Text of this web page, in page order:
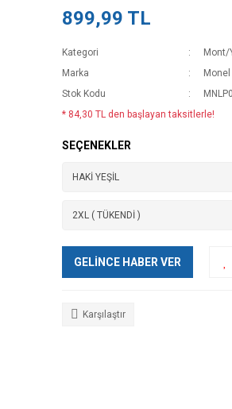
899,99 TL
Kategori Mont/
Marka
Monel
Stok Kodu
* 84,30 TL den başlayan taksitlerle!
SEÇENEKLER
GELİNCE HABER VER
Karşılaştır